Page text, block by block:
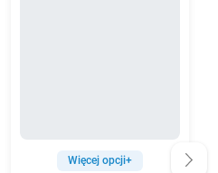
Więcej opcji+